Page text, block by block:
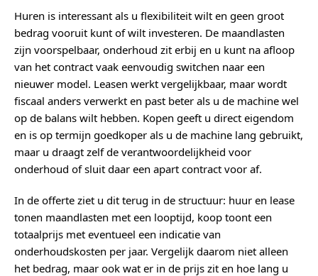
Huren is interessant als u flexibiliteit wilt en geen groot
bedrag vooruit kunt of wilt investeren. De maandlasten
zijn voorspelbaar, onderhoud zit erbij en u kunt na afloop
van het contract vaak eenvoudig switchen naar een
nieuwer model. Leasen werkt vergelijkbaar, maar wordt
fiscaal anders verwerkt en past beter als u de machine wel
op de balans wilt hebben. Kopen geeft u direct eigendom
en is op termijn goedkoper als u de machine lang gebruikt,
maar u draagt zelf de verantwoordelijkheid voor
onderhoud of sluit daar een apart contract voor af.
In de offerte ziet u dit terug in de structuur: huur en lease
tonen maandlasten met een looptijd, koop toont een
totaalprijs met eventueel een indicatie van
onderhoudskosten per jaar. Vergelijk daarom niet alleen
het bedrag, maar ook wat er in de prijs zit en hoe lang u